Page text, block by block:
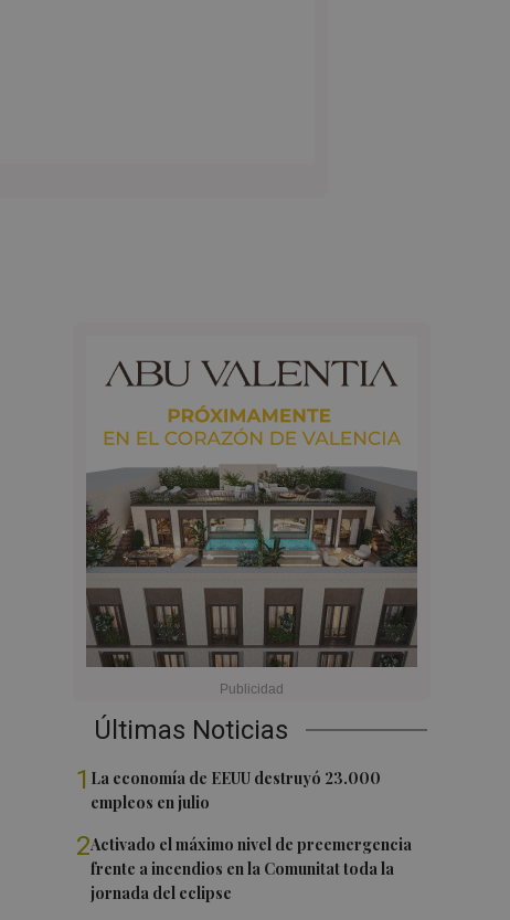
Últimas Noticias
1 La economía de EEUU destruyó 23.000
empleos en julio
2Activado el máximo nivel de preemergencia
frente a incendios en la Comunitat toda la
jornada del eclipse